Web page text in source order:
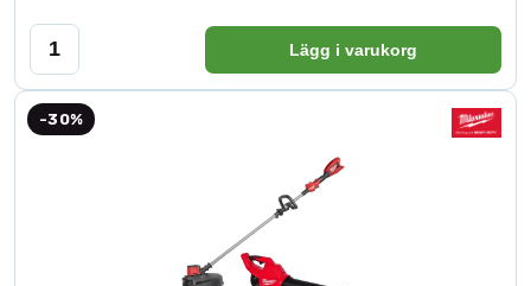
Lägg i varukorg
-30%